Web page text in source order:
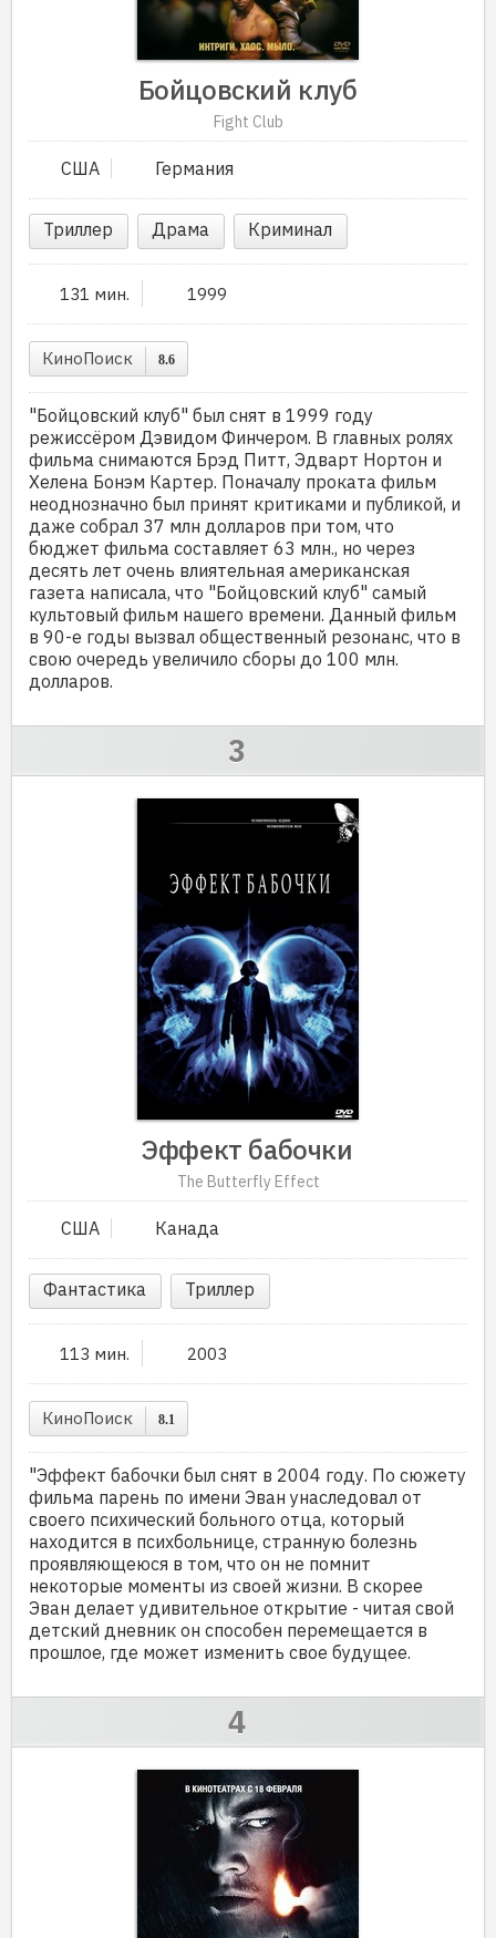
Бойцовский клуб
Fight Club
США Германия
Триллер Драма Криминал
131 мин. 1999
КиноПоиск 8.6
"Бойцовский клуб" был снят в 1999 году
режиссёром Дэвидом Финчером. В главных ролях
фильма снимаются Брэд Питт, Эдварт Нортон и
Хелена Бонэм Картер. Поначалу проката фильм
неоднозначно был принят критиками и публикой, и
даже собрал 37 млн долларов при том, что
бюджет фильма составляет 63 млн., но через
десять лет очень влиятельная американская
газета написала, что "Бойцовский клуб" самый
культовый фильм нашего времени. Данный фильм
в 90-е годы вызвал общественный резонанс, что в
свою очередь увеличило сборы до 100 млн.
долларов.
Эффект бабочки
The Butterfly Effect
США Канада
Фантастика Триллер
113 мин. 2003
КиноПоиск 8.1
"Эффект бабочки был снят в 2004 году. По сюжету
фильма парень по имени Эван унаследовал от
своего психический больного отца, который
находится в психбольнице, странную болезнь
проявляющеюся в том, что он не помнит
некоторые моменты из своей жизни. В скорее
Эван делает удивительное открытие - читая свой
детский дневник он способен перемещается в
прошлое, где может изменить свое будущее.